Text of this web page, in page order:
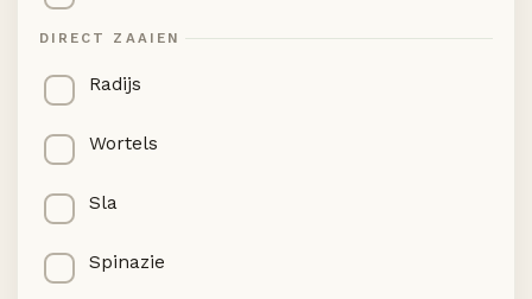
DIRECT ZAAIEN
Radijs
Wortels
Sla
Spinazie